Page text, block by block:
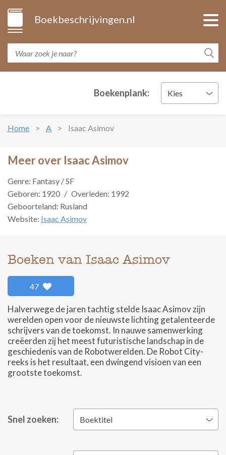
Boekbeschrijvingen.nl
Boekenplank: Kies
Home A Isaac Asimov
Meer over Isaac Asimov
Genre: Fantasy / SF
Geboren: 1920 / Overleden: 1992
Geboorteland: Rusland
Website: Isaac Asimov
Boeken van Isaac Asimov
47
Halverwege de jaren tachtig stelde Isaac Asimov zijn
werelden open voor de nieuwste lichting getalenteerde
schrijvers van de toekomst. In nauwe samenwerking
creëerden zij het meest futuristische landschap in de
geschiedenis van de Robotwerelden. De Robot City-
reeks is het resultaat, een dwingend visioen van een
grootste toekomst.
Snel zoeken: Boektitel